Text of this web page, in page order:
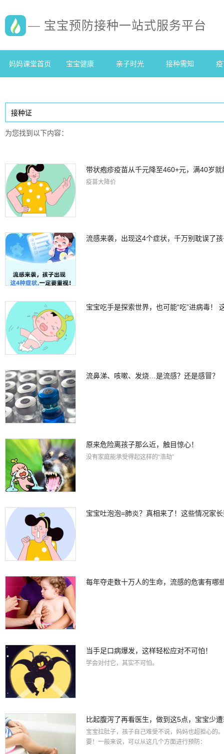
— 宝宝预防接种一站式服务平台
妈妈课堂首页 宝宝健康 亲子时光 接种需知
为您找到以下内容：
带状疱疹疫苗从千元降至460+元，满40岁
疫苗大降价
流感来袭，出现这4个症状，千万别耽误了
宝宝吃手是探索世界，也可能“吃”进病毒！
流鼻涕、咳嗽、发烧…是流感？还是感冒？
原来危险离孩子那么近，触目惊心！
没有家庭能承受得起这样的“浩劫”
宝宝吐泡泡=肺炎？真相来了！这些情况家
每年夺走数十万人的生命，流感的危害有哪
当手足口病爆发，这样轻松应对不可怕！
学会对付它，其实不可怕。
比起腹泻了再看医生，做到这5点，宝宝少
宝宝拉肚子，孩子自己难受不说，妈妈也超担心的
要！一般来说，可以从这几个方面进行预防：